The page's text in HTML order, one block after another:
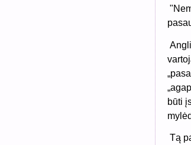
būti
Tą